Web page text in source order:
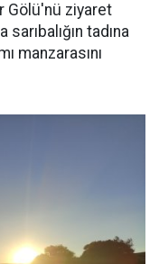
Gölü'nü ziyaret
tadına
manzarasını